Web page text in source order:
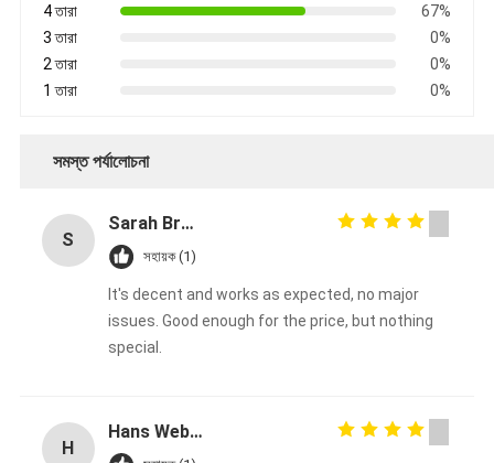
4 তারা
67%
3 তারা
0%
2 তারা
0%
1 তারা
0%
সমস্ত পর্যালোচনা
S
Sarah Brown
সহায়ক (1)
It's decent and works as expected, no major
issues. Good enough for the price, but nothing
special.
H
Hans Weber